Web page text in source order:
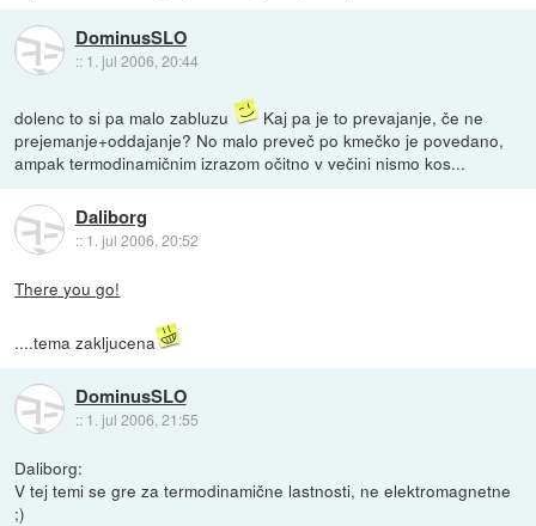
DominusSLO
:: 1. jul 2006, 20:44
dolenc to si pa malo zabluzu
Kaj pa je to prevajanje, če ne
prejemanje+oddajanje? No malo preveč po kmečko je povedano,
ampak termodinamičnim izrazom očitno v večini nismo kos...
Daliborg
:: 1. jul 2006, 20:52
There you go!
....tema zakljucena
DominusSLO
:: 1. jul 2006, 21:55
Daliborg:
V tej temi se gre za termodinamične lastnosti, ne elektromagnetne
;)